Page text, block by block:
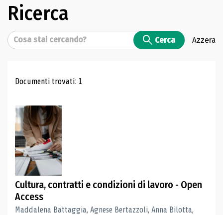
Ricerca
Cerca Cerca Azzera
Risultati di ricerca
Documenti trovati: 1
Cultura, contratti e condizioni di lavoro - Open
Access
Maddalena Battaggia, Agnese Bertazzoli, Anna Bilotta,